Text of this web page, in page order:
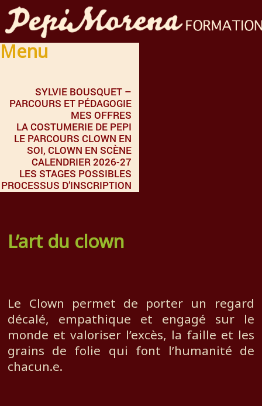
Menu
SYLVIE BOUSQUET –
PARCOURS ET PÉDAGOGIE
MES OFFRES
LA COSTUMERIE DE PEPI
LE PARCOURS CLOWN EN
SOI, CLOWN EN SCÈNE
CALENDRIER 2026-27
LES STAGES POSSIBLES
PROCESSUS D’INSCRIPTION
L’art du clown
Le Clown permet de porter un regard
décalé, empathique et engagé sur le
monde et valoriser l’excès, la faille et les
grains de folie qui font l’humanité de
chacun.e.